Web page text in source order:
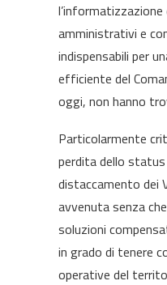
l’informatizzazione
amministrativi e
indispensabili per
efficiente del
oggi, non hanno
Particolarmente
perdita dello status
distaccamento dei
avvenuta senza
soluzioni
in grado di tenere
operative del